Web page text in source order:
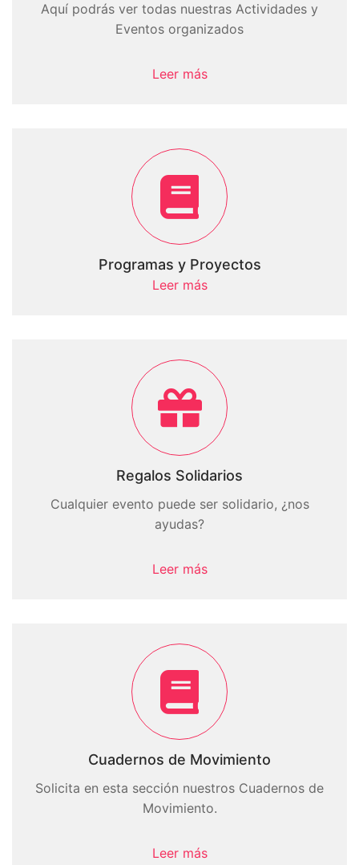
Aquí podrás ver todas nuestras Actividades y
Eventos organizados
Leer más
Programas y Proyectos
Leer más
Regalos Solidarios
Cualquier evento puede ser solidario, ¿nos
ayudas?
Leer más
Cuadernos de Movimiento
Solicita en esta sección nuestros Cuadernos de
Movimiento.
Leer más